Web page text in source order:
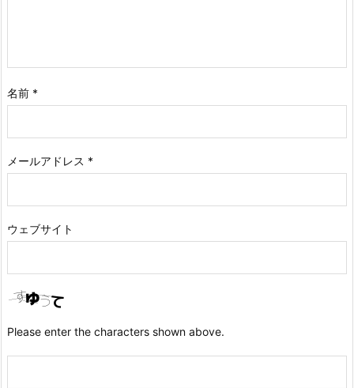
名前 *
メールアドレス *
ウェブサイト
Please enter the characters shown above.